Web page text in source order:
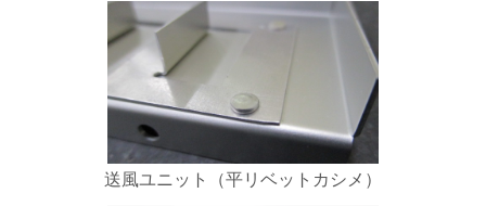
送風ユニット（平リベットカシメ）